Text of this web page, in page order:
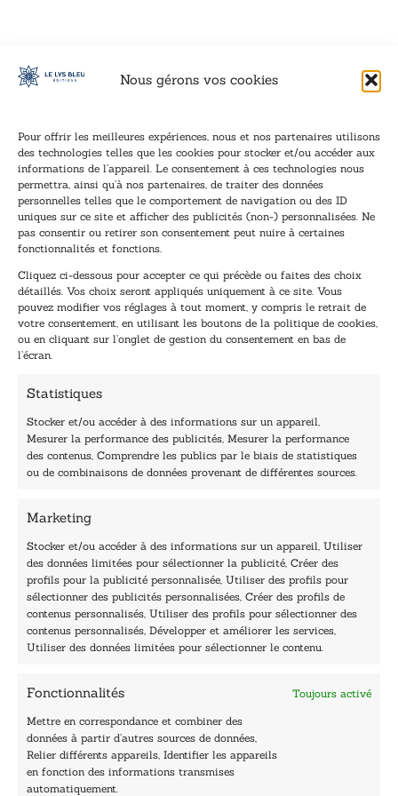
Nous gérons vos cookies
Pour offrir les meilleures expériences, nous et nos partenaires utilisons
des technologies telles que les cookies pour stocker et/ou accéder aux
informations de l’appareil. Le consentement à ces technologies nous
permettra, ainsi qu’à nos partenaires, de traiter des données
personnelles telles que le comportement de navigation ou des ID
uniques sur ce site et afficher des publicités (non-) personnalisées. Ne
pas consentir ou retirer son consentement peut nuire à certaines
fonctionnalités et fonctions.
Cliquez ci-dessous pour accepter ce qui précède ou faites des choix
détaillés. Vos choix seront appliqués uniquement à ce site. Vous
pouvez modifier vos réglages à tout moment, y compris le retrait de
votre consentement, en utilisant les boutons de la politique de cookies,
ou en cliquant sur l’onglet de gestion du consentement en bas de
l’écran.
Statistiques
Stocker et/ou accéder à des informations sur un appareil,
Mesurer la performance des publicités, Mesurer la performance
des contenus, Comprendre les publics par le biais de statistiques
ou de combinaisons de données provenant de différentes sources.
Marketing
Stocker et/ou accéder à des informations sur un appareil, Utiliser
des données limitées pour sélectionner la publicité, Créer des
profils pour la publicité personnalisée, Utiliser des profils pour
sélectionner des publicités personnalisées, Créer des profils de
contenus personnalisés, Utiliser des profils pour sélectionner des
contenus personnalisés, Développer et améliorer les services,
Utiliser des données limitées pour sélectionner le contenu.
Fonctionnalités Toujours activé
Mettre en correspondance et combiner des
données à partir d’autres sources de données,
Relier différents appareils, Identifier les appareils
en fonction des informations transmises
automatiquement.
Inscription à la newsletter
Inscrivez-vous à notre newsletter et recevez nos
dernières nouvelles.
m
a
i
l
E
i
l
E
-
E
m
a
i
l
*
TENEZ-MOI AU COURANT !
40, rue du Louvre 75001 Paris
Horaires du standard
De mardi à vendredi :
9h - 12h et 13h30 - 16h30
Lundi, samedi et dimanche : fermé
Navigation
Accueil
Les Plumes du Lys Bleu
Prix sciences humaines et sociales
Nos collections
Nos auteurs
Catalogue